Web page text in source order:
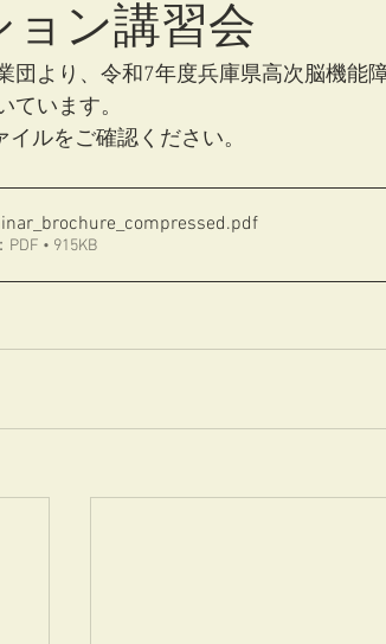
ョン講習会
団より、令和7年度兵庫県高次脳機能
ています。
ルをご確認ください。
.pdf
• 915KB